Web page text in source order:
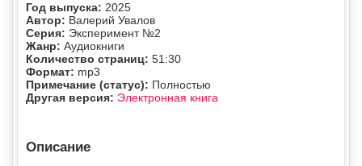
Год выпуска: 2025
Автор: Валерий Увалов
Серия: Эксперимент №2
Жанр: Аудиокниги
Количество страниц: 51:30
Формат: mp3
Примечание (статус): Полностью
Другая версия: Электронная книга
Описание